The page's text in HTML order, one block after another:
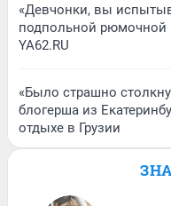
«Девчонки, вы
подпольной рюмочной
YA62.RU
«Было страшно
блогерша из
отдыхе в Грузии